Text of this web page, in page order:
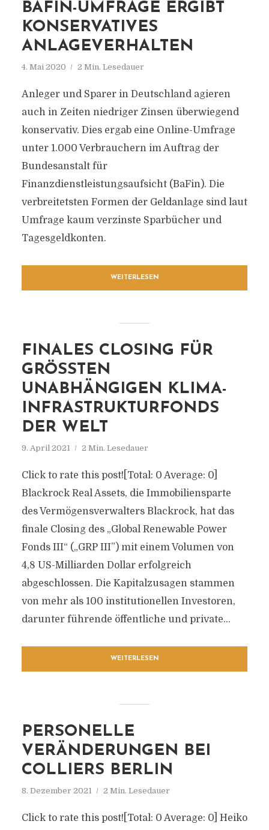
BAFIN-UMFRAGE ERGIBT
KONSERVATIVES
ANLAGEVERHALTEN
4. Mai 2020 2 Min. Lesedauer
Anleger und Sparer in Deutschland agieren
auch in Zeiten niedriger Zinsen überwiegend
konservativ. Dies ergab eine Online-Umfrage
unter 1.000 Verbrauchern im Auftrag der
Bundesanstalt für
Finanzdienstleistungsaufsicht (BaFin). Die
verbreitetsten Formen der Geldanlage sind laut
Umfrage kaum verzinste Sparbücher und
Tagesgeldkonten.
WEITERLESEN
FINALES CLOSING FÜR
GRÖSSTEN U
NABHÄNGIGEN KLIMA-I
NFRASTRUKTURFONDS D
ER WELT
9. April 2021 2 Min. Lesedauer
Click to rate this post![Total: 0 Average: 0]
Blackrock Real Assets, die Immobiliensparte
des Vermögensverwalters Blackrock, hat das
finale Closing des „Global Renewable Power
Fonds III“ („GRP III”) mit einem Volumen von
4,8 US-Milliarden Dollar erfolgreich
abgeschlossen. Die Kapitalzusagen stammen
von mehr als 100 institutionellen Investoren,
darunter führende öffentliche und private...
WEITERLESEN
PERSONELLE
VERÄNDERUNGEN BEI
COLLIERS BERLIN
8. Dezember 2021 2 Min. Lesedauer
Click to rate this post![Total: 0 Average: 0] Heiko